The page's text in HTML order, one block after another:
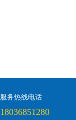
服务热线电话
18036851280